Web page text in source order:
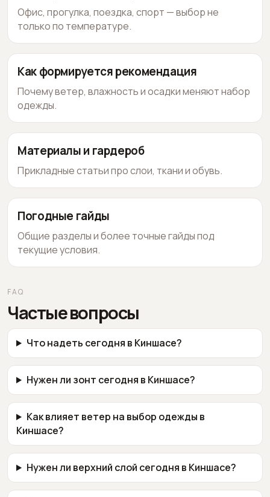
Офис, прогулка, поездка, спорт — выбор не
только по температуре.
Как формируется рекомендация
Почему ветер, влажность и осадки меняют набор
одежды.
Материалы и гардероб
Прикладные статьи про слои, ткани и обувь.
Погодные гайды
Общие разделы и более точные гайды под
текущие условия.
FAQ
Частые вопросы
Что надеть сегодня в Киншасе?
Нужен ли зонт сегодня в Киншасе?
Как влияет ветер на выбор одежды в
Киншасе?
Нужен ли верхний слой сегодня в Киншасе?